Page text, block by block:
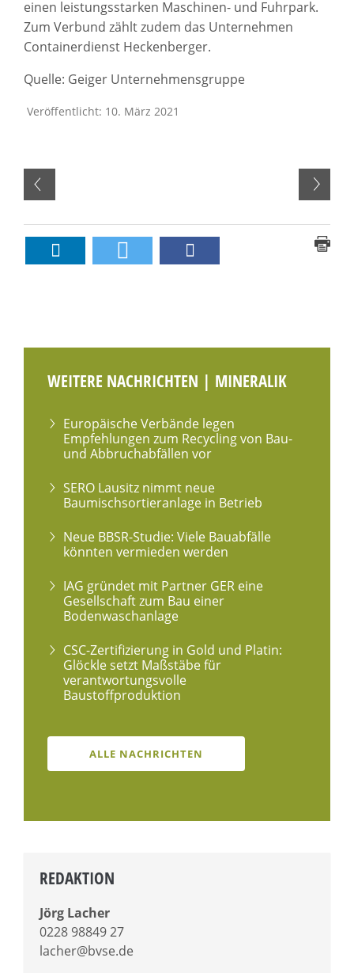
einen leistungsstarken Maschinen- und Fuhrpark.
Zum Verbund zählt zudem das Unternehmen
Containerdienst Heckenberger.
Quelle: Geiger Unternehmensgruppe
Veröffentlicht: 10. März 2021
WEITERE NACHRICHTEN | MINERALIK
Europäische Verbände legen
Empfehlungen zum Recycling von Bau-
und Abbruchabfällen vor
SERO Lausitz nimmt neue
Baumischsortieranlage in Betrieb
Neue BBSR-Studie: Viele Bauabfälle
könnten vermieden werden
IAG gründet mit Partner GER eine
Gesellschaft zum Bau einer
Bodenwaschanlage
CSC-Zertifizierung in Gold und Platin:
Glöckle setzt Maßstäbe für
verantwortungsvolle
Baustoffproduktion
ALLE NACHRICHTEN
REDAKTION
Jörg Lacher
0228 98849 27
lacher@bvse.de